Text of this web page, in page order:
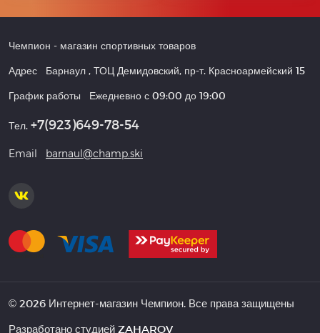
Чемпион - магазин спортивных товаров
Адрес Барнаул , ТОЦ Демидовский, пр-т. Красноармейский 15
График работы Ежедневно с 09:00 до 19:00
Тел. +7(923)649-78-54
Email barnaul@champ.ski
© 2026 Интернет-магазин Чемпион. Все права защищены
Разработано студией ZAHAROV